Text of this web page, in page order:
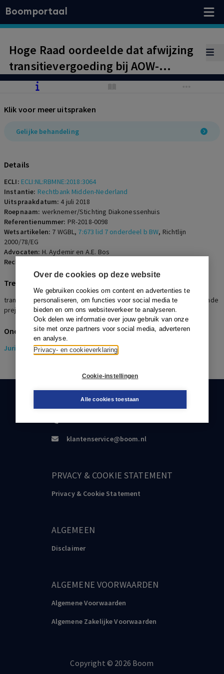
Over de cookies op deze website
We gebruiken cookies om content en advertenties te
personaliseren, om functies voor social media te
bieden en om ons websiteverkeer te analyseren.
Ook delen we informatie over jouw gebruik van onze
site met onze partners voor social media, adverteren
en analyse.
Privacy- en cookieverklaring
Cookie-instellingen
Alle cookies toestaan
Boomportaal
Hoge Raad oordeelde dat afwijzing
transitievergoeding bij AOW-
gerechtigde geen
Kantonrechter wijst verzoek om
aanvullende prejudiciële vragen
vragen aan HvJ EU af.
Klik voor meer uitspraken
Gelijke behandeling
Details
ECLI: ECLI:NL:RBMNE:2018:3064
Instantie: Rechtbank Midden-Nederland
Uitspraakdatum: 4 juli 2018
Roepnaam: werknemer/Stichting Diakonessenhuis
Referentienummer: PR-2018-0098
Wetsartikelen: 7 WGBL, 7:673 lid 7 onderdeel b BW, Richtlijn
2000/78/EG
Advocaten: H. Aydemir en A.E. Bos
Rechters:
Trefwoorden
transitievergoeding AOW-gerechtigde, afwijzing verzoek aanvullende
prejudiciële vragen
Onderwerpen
Juridisch> Pensioenrecht
KLANTENSERVICE
klantenservice@boom.nl
PRVACY & COOKIE STATEMENT
Privacy & Cookie Statement
ALGEMEEN
Disclaimer
ALGEMENE VOORWAARDEN
Algemene Voorwaarden
Algemene Zakelijke Voorwaarden
Copyright ©️ 2026 Boom